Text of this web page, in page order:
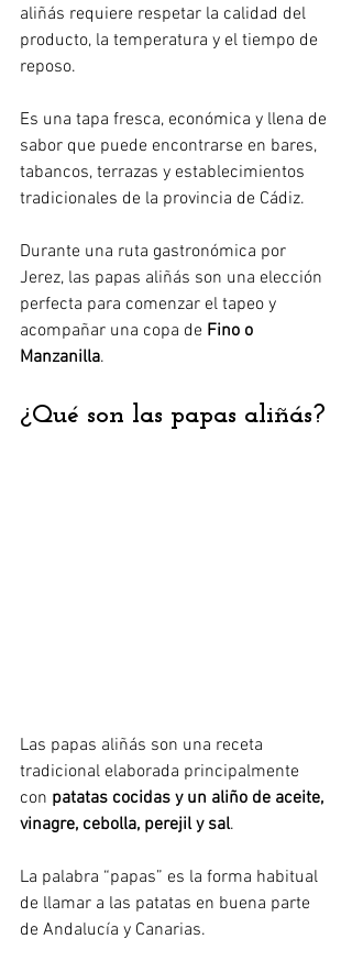
aliñás requiere respetar la calidad del
producto, la temperatura y el tiempo de
reposo.
Es una tapa fresca, económica y llena de
sabor que puede encontrarse en bares,
tabancos, terrazas y establecimientos
tradicionales de la provincia de Cádiz.
Durante una ruta gastronómica por
Jerez, las papas aliñás son una elección
perfecta para comenzar el tapeo y
acompañar una copa de Fino o
Manzanilla.
¿Qué son las papas aliñás?
Las papas aliñás son una receta
tradicional elaborada principalmente
con patatas cocidas y un aliño de aceite,
vinagre, cebolla, perejil y sal.
La palabra “papas” es la forma habitual
de llamar a las patatas en buena parte
de Andalucía y Canarias.